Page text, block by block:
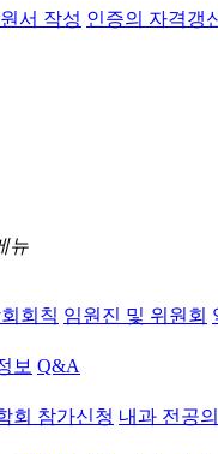
서 작성 인증의 자격갱
뉴
회칙 임원진 및 위원회
보 Q&A
회 참가신청 내과 전공